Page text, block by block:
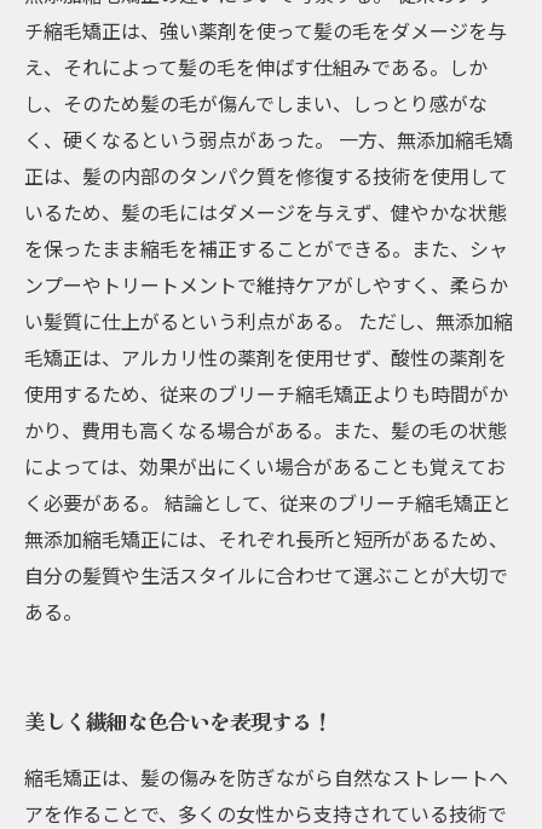
チ縮毛矯正は、強い薬剤を使って髪の毛をダメージを与
え、それによって髪の毛を伸ばす仕組みである。しか
し、そのため髪の毛が傷んでしまい、しっとり感がな
く、硬くなるという弱点があった。 一方、無添加縮毛矯
正は、髪の内部のタンパク質を修復する技術を使用して
いるため、髪の毛にはダメージを与えず、健やかな状態
を保ったまま縮毛を補正することができる。また、シャ
ンプーやトリートメントで維持ケアがしやすく、柔らか
い髪質に仕上がるという利点がある。 ただし、無添加縮
毛矯正は、アルカリ性の薬剤を使用せず、酸性の薬剤を
使用するため、従来のブリーチ縮毛矯正よりも時間がか
かり、費用も高くなる場合がある。また、髪の毛の状態
によっては、効果が出にくい場合があることも覚えてお
く必要がある。 結論として、従来のブリーチ縮毛矯正と
無添加縮毛矯正には、それぞれ長所と短所があるため、
自分の髪質や生活スタイルに合わせて選ぶことが大切で
ある。
美しく繊細な色合いを表現する！
縮毛矯正は、髪の傷みを防ぎながら自然なストレートヘ
アを作ることで、多くの女性から支持されている技術で